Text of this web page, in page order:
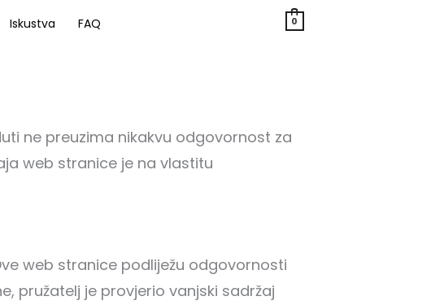
Iskustva FAQ 0
ne preuzima nikakvu odgovornost za
web stranice je na vlastitu
web stranice podliježu odgovornosti
pružatelj je provjerio vanjski sadržaj